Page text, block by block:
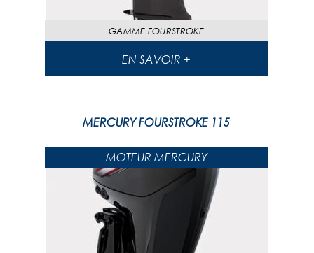
GAMME FOURSTROKE
EN SAVOIR +
MERCURY FOURSTROKE 115
MOTEUR MERCURY